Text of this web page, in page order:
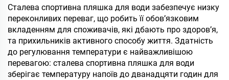
тремблери з
нержавіючої сталі
Сталева спортивна пляшка для води забезпечує низку
переконливих переваг, що робить її обов’язковим
вкладенням для споживачів, які дбають про здоров’я,
та прихильників активного способу життя. Здатність
до регулювання температури є найважливішою
перевагою: сталева спортивна пляшка для води
зберігає температуру напоїв до дванадцяти годин для